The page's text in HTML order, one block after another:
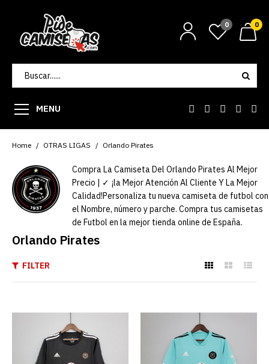
0 0
MENU
Home OTRAS LIGAS Orlando Pirates
Compra La Camiseta Del Orlando Pirates Al Mejor
Precio | ✓ ¡la Mejor Atención Al Cliente Y La Mejor
Calidad!Personaliza tu nueva camiseta de futbol con
el Nombre, número y parche. Compra tus camisetas
de Futbol en la mejor tienda online de España.
Orlando Pirates
FILTER
Primera Equipación